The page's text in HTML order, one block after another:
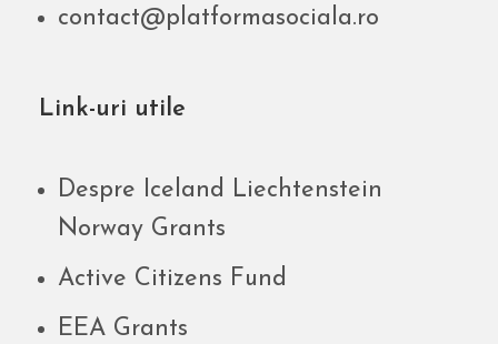
contact@platformasociala.ro
Link-uri utile
Despre Iceland Liechtenstein
Norway Grants
Active Citizens Fund
EEA Grants